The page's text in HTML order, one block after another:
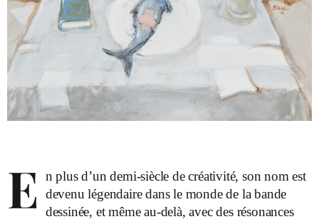
E n plus d’un demi-siècle de créativité, son nom est
devenu légendaire dans le monde de la bande
dessinée, et même au-delà, avec des résonances